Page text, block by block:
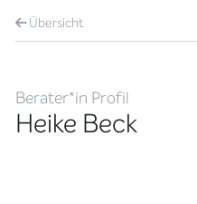
Übersicht
Berater*in Profil
Heike Beck